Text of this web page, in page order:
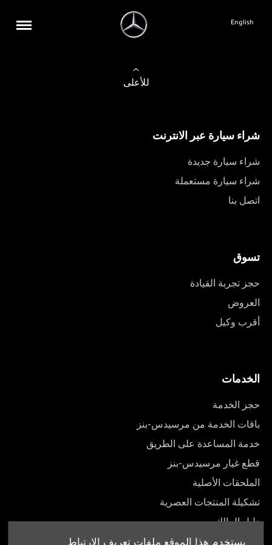
يستخدم هذا الموقع ملفات تعريف الارتباط
English
للأعلى
شراء سيارة عبر الانترنت
شراء سيارة جديدة
شراء سيارة مستعملة
اتصل بنا
تسوق
حجز تجربة القيادة
العروض
أقرب وكيل
الخدمات
حجز الخدمة
باقات الخدمة من مرسيدس-بنز
خدمة المساعدة على الطريق
قطع غيار مرسيدس-بنز
الملحقات الأصلية
تشكيلة المنتجات العصرية
دليل المالك